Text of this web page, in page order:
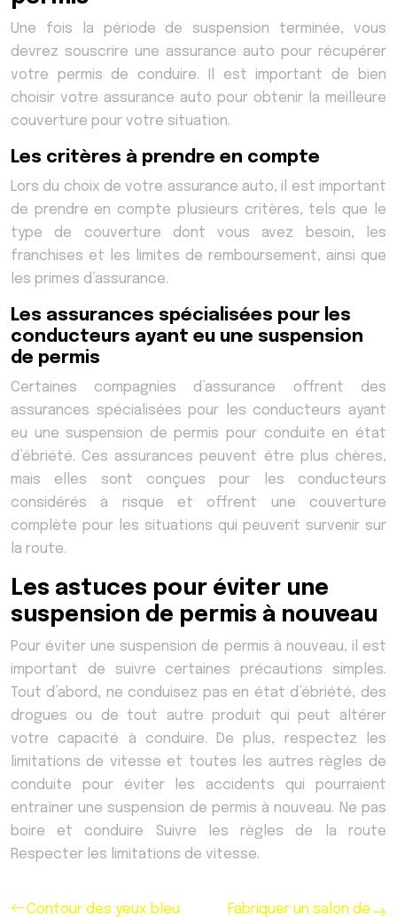
Une fois la période de suspension terminée, vous
devrez souscrire une assurance auto pour récupérer
votre permis de conduire. Il est important de bien
choisir votre assurance auto pour obtenir la meilleure
couverture pour votre situation.
Les critères à prendre en compte
Lors du choix de votre assurance auto, il est important
de prendre en compte plusieurs critères, tels que le
type de couverture dont vous avez besoin, les
franchises et les limites de remboursement, ainsi que
les primes d’assurance.
Les assurances spécialisées pour les
conducteurs ayant eu une suspension
de permis
Certaines compagnies d’assurance offrent des
assurances spécialisées pour les conducteurs ayant
eu une suspension de permis pour conduite en état
d’ébriété. Ces assurances peuvent être plus chères,
mais elles sont conçues pour les conducteurs
considérés à risque et offrent une couverture
complète pour les situations qui peuvent survenir sur
la route.
Les astuces pour éviter une
suspension de permis à nouveau
Pour éviter une suspension de permis à nouveau, il est
important de suivre certaines précautions simples.
Tout d’abord, ne conduisez pas en état d’ébriété, des
drogues ou de tout autre produit qui peut altérer
votre capacité à conduire. De plus, respectez les
limitations de vitesse et toutes les autres règles de
conduite pour éviter les accidents qui pourraient
entraîner une suspension de permis à nouveau. Ne pas
boire et conduire Suivre les règles de la route
Respecter les limitations de vitesse.
Contour des yeux bleu
Fabriquer un salon de